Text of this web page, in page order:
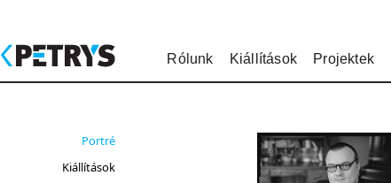
Rólunk Kiállítások Projektek
Portré
Kiállítások